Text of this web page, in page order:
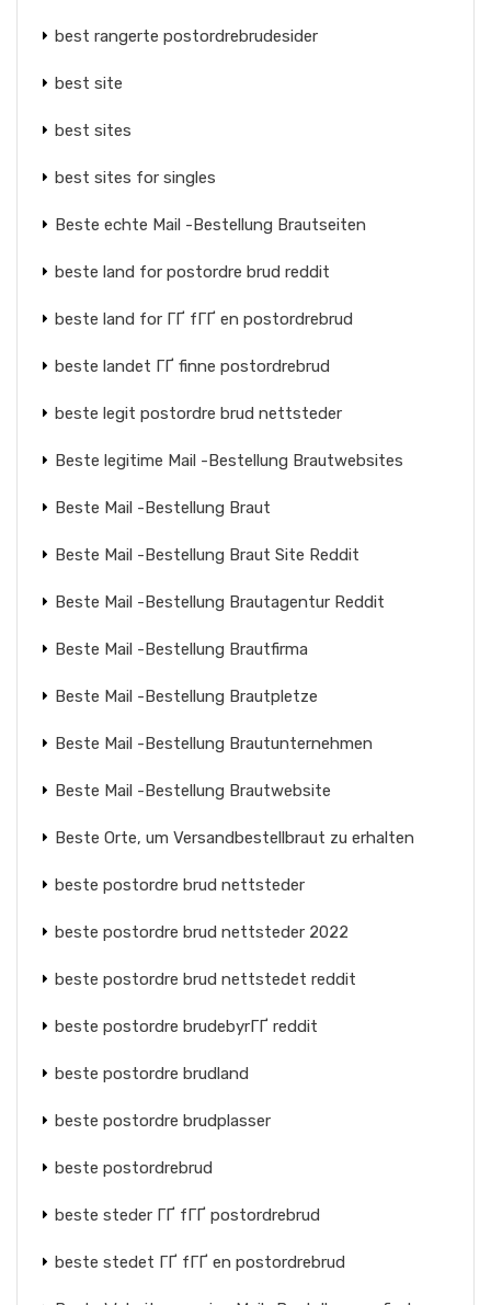
best rangerte postordrebrudesider
best site
best sites
best sites for singles
Beste echte Mail -Bestellung Brautseiten
beste land for postordre brud reddit
beste land for ГҐ fГҐ en postordrebrud
beste landet ГҐ finne postordrebrud
beste legit postordre brud nettsteder
Beste legitime Mail -Bestellung Brautwebsites
Beste Mail -Bestellung Braut
Beste Mail -Bestellung Braut Site Reddit
Beste Mail -Bestellung Brautagentur Reddit
Beste Mail -Bestellung Brautfirma
Beste Mail -Bestellung Brautpletze
Beste Mail -Bestellung Brautunternehmen
Beste Mail -Bestellung Brautwebsite
Beste Orte, um Versandbestellbraut zu erhalten
beste postordre brud nettsteder
beste postordre brud nettsteder 2022
beste postordre brud nettstedet reddit
beste postordre brudebyrГҐ reddit
beste postordre brudland
beste postordre brudplasser
beste postordrebrud
beste steder ГҐ fГҐ postordrebrud
beste stedet ГҐ fГҐ en postordrebrud